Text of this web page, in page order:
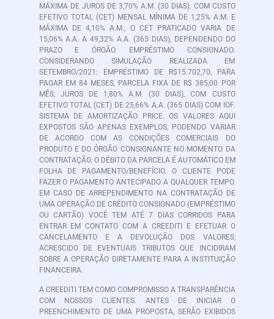
MÁXIMA DE JUROS DE 3,70% A.M. (30 DIAS). COM CUSTO
EFETIVO TOTAL (CET) MENSAL MÍNIMA DE 1,25% A.M. E
MÁXIMA DE 4,10% A.M., O CET PRATICADO VARIA DE
15,06% A.A. A 49,32% A.A. (365 DIAS), DEPENDENDO DO
PRAZO E ÓRGÃO. EMPRÉSTIMO CONSIGNADO:
CONSIDERANDO SIMULAÇÃO REALIZADA EM
SETEMBRO/2021: EMPRÉSTIMO DE R$15.702,70, PARA
PAGAR EM 84 MESES, PARCELA FIXA DE R$ 385,00 POR
MÊS, JUROS DE 1,80% A.M. (30 DIAS), COM CUSTO
EFETIVO TOTAL (CET) DE 25,66% A.A. (365 DIAS) COM IOF.
SISTEMA DE AMORTIZAÇÃO PRICE. OS VALORES AQUI
EXPOSTOS SÃO APENAS EXEMPLOS, PODENDO VARIAR
DE ACORDO COM AS CONDIÇÕES COMERCIAIS DO
PRODUTO E DO ÓRGÃO CONSIGNANTE NO MOMENTO DA
CONTRATAÇÃO. O DÉBITO DA PARCELA É AUTOMÁTICO EM
FOLHA DE PAGAMENTO/BENEFÍCIO. O CLIENTE PODE
FAZER O PAGAMENTO ANTECIPADO A QUALQUER TEMPO.
EM CASO DE ARREPENDIMENTO NA CONTRATAÇÃO DE
UMA OPERAÇÃO DE CRÉDITO CONSIGNADO (EMPRÉSTIMO
OU CARTÃO) VOCÊ TEM ATÉ 7 DIAS CORRIDOS PARA
ENTRAR EM CONTATO COM A CREEDITI E EFETUAR O
CANCELAMENTO E A DEVOLUÇÃO DOS VALORES,
ACRESCIDO DE EVENTUAIS TRIBUTOS QUE INCIDIRAM
SOBRE A OPERAÇÃO DIRETAMENTE PARA A INSTITUIÇÃO
FINANCEIRA.
A CREEDITI TEM COMO COMPROMISSO A TRANSPARÊNCIA
COM NOSSOS CLIENTES. ANTES DE INICIAR O
PREENCHIMENTO DE UMA PROPOSTA, SERÃO EXIBIDOS